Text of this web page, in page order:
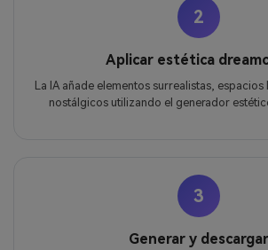
2
Aplicar estética
La IA añade elementos surrealistas,
nostálgicos utilizando el generador
3
Generar y descargar